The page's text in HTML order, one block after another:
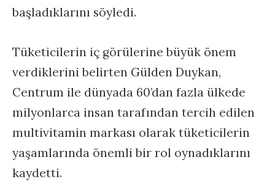
başladıklarını söyledi.
Tüketicilerin iç görülerine büyük önem
verdiklerini belirten Gülden Duykan,
Centrum ile dünyada 60’dan fazla ülkede
milyonlarca insan tarafından tercih edilen
multivitamin markası olarak tüketicilerin
yaşamlarında önemli bir rol oynadıklarını
kaydetti.